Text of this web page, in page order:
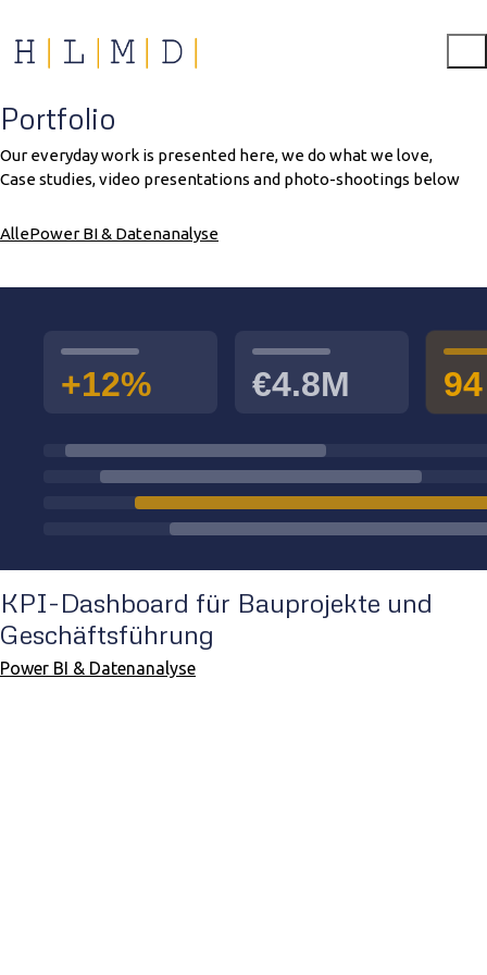
Portfolio
Our everyday work is presented here, we do what we love,
Case studies, video presentations and photo-shootings below
AllePower BI & Datenanalyse
KPI-Dashboard für Bauprojekte und
Geschäftsführung
Power BI & Datenanalyse